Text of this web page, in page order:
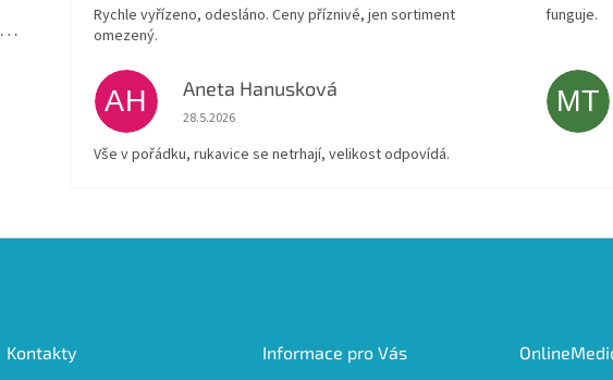
Priessnitz Kloubní mazání De Luxe, 200ml
Rychle vyřízeno, odesláno. Ceny příznivé, jen sortiment
omezený.
funguje.
AH Aneta Hanusková
Hodnocení obchodu je 5 z 5 hvězdiček.
28.5.2026
Vše v pořádku, rukavice se netrhají, velikost odpovídá.
MT
Kontakty Informace pro Vás